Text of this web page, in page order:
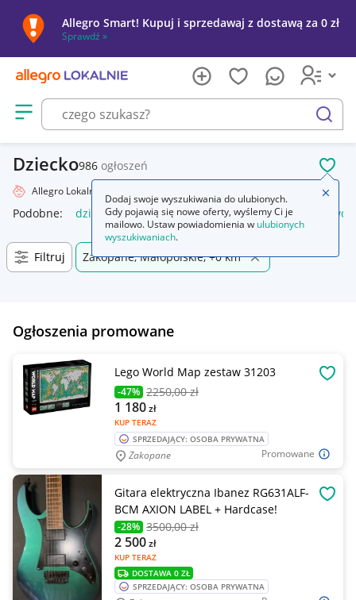
Allegro Smart! Kupuj i sprzedawaj z dostawą za 0 zł
Sprawdź »
Otwórz menu z kategoriami
szukaj
Dziecko986 ogłoszeń
Allegro Lokalnie
Podobne: dziecko naklejka dziecko w aucie lalki jak
Filtruj Zakopane, Małopolskie, +0 km
Ogłoszenia promowane
Promowane
Lego World Map zestaw 31203
-47% 2250,00 zł
KUP TERAZ
1 180zł
SPRZEDAJĄCY: OSOBA PRYWATNA
Zakopane
Gitara elektryczna Ibanez RG631ALF-
BCM AXION LABEL + Hardcase!
-28% 3500,00 zł
KUP TERAZ
2 500zł
DOSTAWA 0 ZŁ
SPRZEDAJĄCY: OSOBA PRYWATNA
Dodaj swoje wyszukiwania do ulubionych.
Gdy pojawią się nowe oferty, wyślemy Ci je
mailowo. Ustaw powiadomienia w ulubionych
wyszukiwaniach.